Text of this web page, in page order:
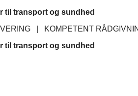
til transport og sundhed
| KOMPETENT
til transport og sundhed